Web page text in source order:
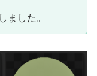
ました。